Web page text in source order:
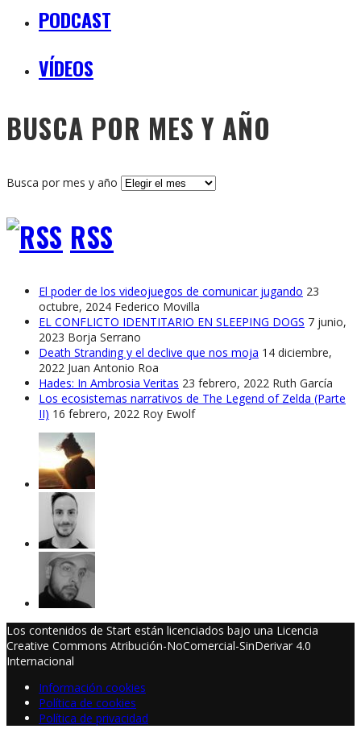
PODCAST
VÍDEOS
BUSCA POR MES Y AÑO
Busca por mes y año
RSS
El poder de los videojuegos de comunicar jugando 23
octubre, 2024 Federico Movilla
EL CONFLICTO IDENTITARIO EN SLEEPING DOGS 7 junio,
2023 Borja Serrano
Death Stranding y el declive que nos moja 14 diciembre,
2022 Juan Antonio Roa
Hades: In Ambrosia Veritas 23 febrero, 2022 Ruth García
Los ecosistemas narrativos de The Legend of Zelda (Parte
II) 16 febrero, 2022 Roy Ewolf
Los contenidos de Start están licenciados bajo una Licencia
Creative Commons Atribución-NoComercial-SinDerivar 4.0
Internacional
Información cookies
Política de cookies
Política de privacidad